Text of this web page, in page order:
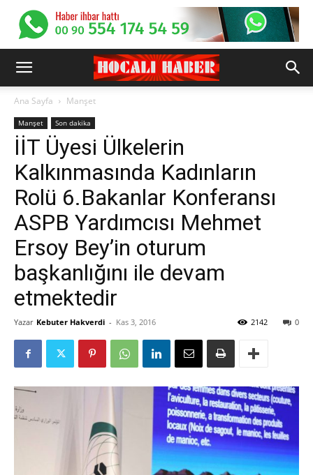
Ana Sayfa Manşet
Manşet Son dakika
İİT Üyesi Ülkelerin
Kalkınmasında Kadınların
Rolü 6.Bakanlar Konferansı
ASPB Yardımcısı Mehmet
Ersoy Bey’in oturum
başkanlığını ile devam
etmektedir
Yazar Kebuter Hakverdi - Kas 3, 2016 0
2142